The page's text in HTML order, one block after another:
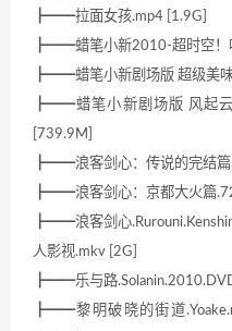
┣━━拉面女孩.mp4 [1.9G]
┣━━蜡笔小新2010-超时空！
┣━━蜡笔小新剧场版 超级美
┣━━蜡笔小新剧场版 风起
[739.9M]
┣━━浪客剑心：传说的完结篇
┣━━浪客剑心：京都大火篇
┣━━浪客剑心
人影视.mkv [2G]
┣━━乐与路
┣━━黎明破晓的街道